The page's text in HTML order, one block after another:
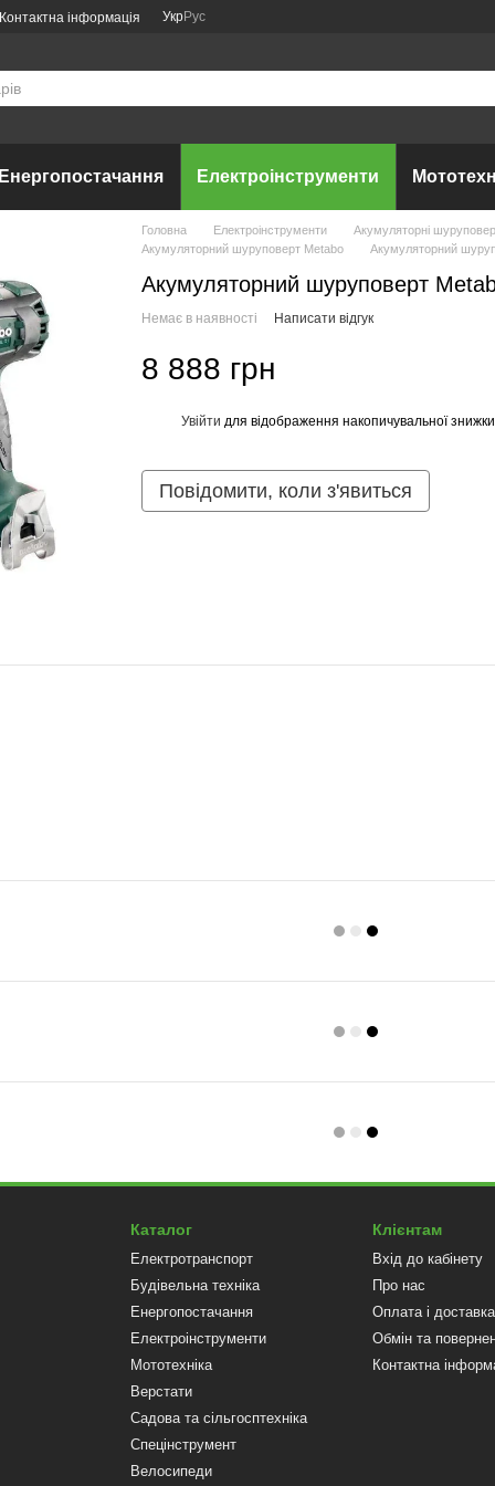
Контактна інформація УкрРус
Енергопостачання Електроінструменти
Головна Електроінструменти Акумуляторні
Акумуляторний шуруповерт Metabo
Акумуляторний
Акумуляторний шуруповерт
Немає в наявності Написати відгук
8 888 грн
Увійти для відображення накопичувальної знижки
Повідомити, коли з'явиться
Каталог
Електротранспорт
Будівельна техніка
Енергопостачання
Електроінструменти
Мототехніка
Верстати
Садова та сільгосптехніка
Спецінструмент
Велосипеди
Клієнтам
Вхід до кабінету
Про нас
Оплата і доставка
Обмін та
Контактна